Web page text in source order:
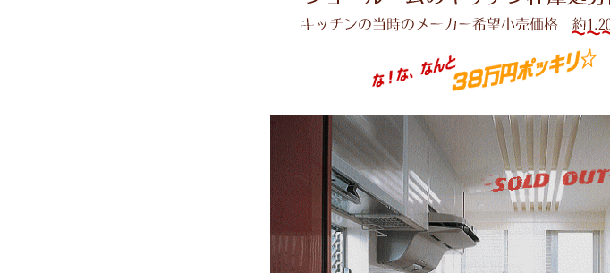
【クリナップ クリンレディ旧型 フロアコンテナ I型間口2700】
ショールーム展示品（1品限り）カラー ラディアレッド
IHクッキングヒーター三菱製品型番MITSUBISHI CS-G32038DS